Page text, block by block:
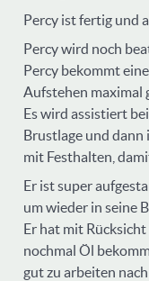
Percy ist fertig und
Percy wird noch
Percy bekommt
Aufstehen maximal
Es wird assistiert
Brustlage und dann
mit Festhalten,
Er ist super
um wieder in seine
Er hat mit
nochmal Öl
gut zu arbeiten